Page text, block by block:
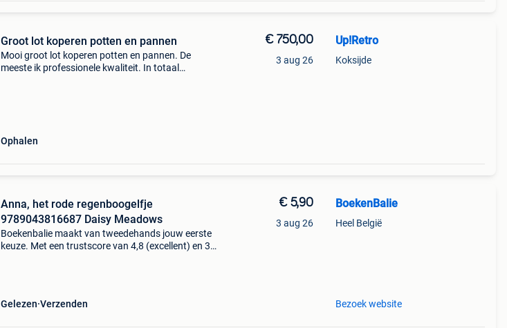
Groot lot koperen potten en pannen
Mooi groot lot koperen potten en pannen. De
meeste ik professionele kwaliteit. In totaal
Ophalen
€ 750,00
3 aug 26
Up!Retro
Koksijde
Anna, het rode regenboogelfje
9789043816687 Daisy Meadows
Boekenbalie maakt van tweedehands jouw eerste
keuze. Met een trustscore van 4,8 (excellent) en 30
Gelezen Verzenden
€ 5,90
3 aug 26
BoekenBalie
Heel België
Bezoek website